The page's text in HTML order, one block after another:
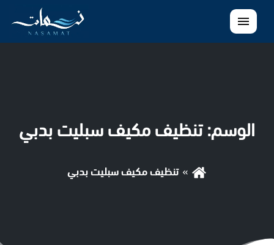
القائمة
الوسم:تنظيف مكيف سبليت بدبي
تنظيف مكيف سبليت بدبي